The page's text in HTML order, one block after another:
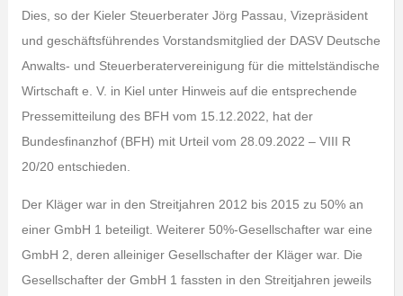
Dies, so der Kieler Steuerberater Jörg Passau, Vizepräsident
und geschäftsführendes Vorstandsmitglied der DASV Deutsche
Anwalts- und Steuerberatervereinigung für die mittelständische
Wirtschaft e. V. in Kiel unter Hinweis auf die entsprechende
Pressemitteilung des BFH vom 15.12.2022, hat der
Bundesfinanzhof (BFH) mit Urteil vom 28.09.2022 – VIII R
20/20 entschieden.
Der Kläger war in den Streitjahren 2012 bis 2015 zu 50% an
einer GmbH 1 beteiligt. Weiterer 50%-Gesellschafter war eine
GmbH 2, deren alleiniger Gesellschafter der Kläger war. Die
Gesellschafter der GmbH 1 fassten in den Streitjahren jeweils